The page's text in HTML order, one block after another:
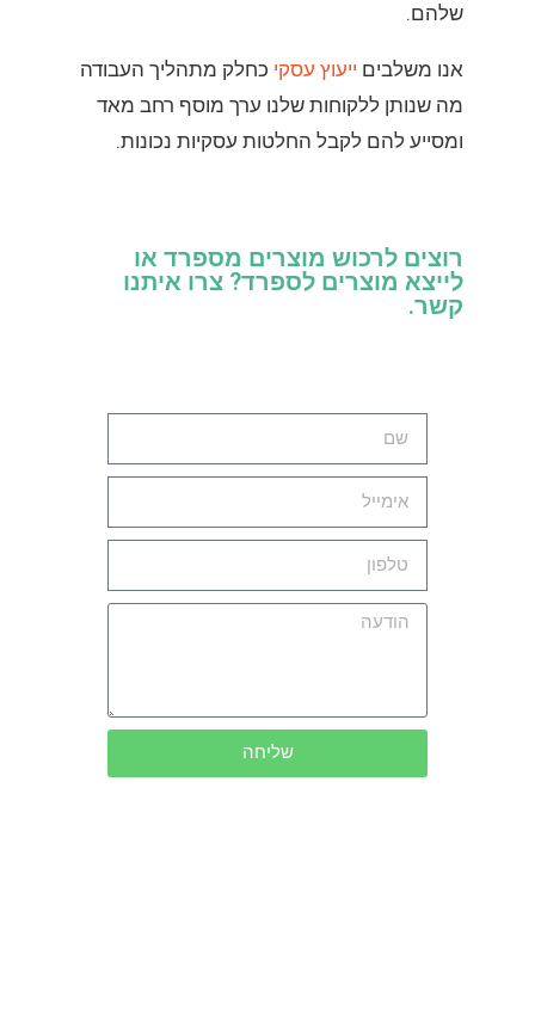
שלהם.
אנו משלבים ייעוץ עסקי כחלק מתהליך העבודה
מה שנותן ללקוחות שלנו ערך מוסף רחב מאד
ומסייע להם לקבל החלטות עסקיות נכונות.
רוצים לרכוש מוצרים מספרד או
לייצא מוצרים לספרד? צרו איתנו
קשר.
שליחה